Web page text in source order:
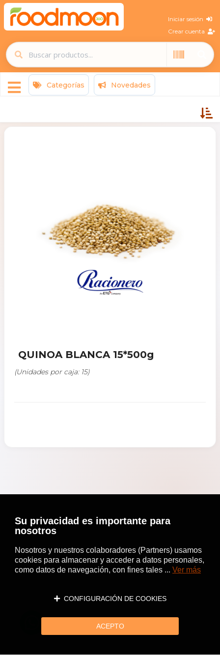
Iniciar sesión
Crear cuenta
Categorías Novedades
QUINOA BLANCA 15*500g
(Unidades por caja: 15)
Su privacidad es importante para
nosotros
Nosotros y nuestros colaboradores (Partners) usamos
cookies para almacenar y acceder a datos personales,
como datos de navegación, con fines tales ... Ver más
CONFIGURACIÓN DE COOKIES
ACEPTO